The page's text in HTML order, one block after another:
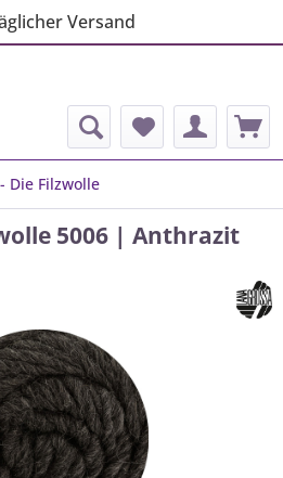
Versand
Die Filzwolle
5006 | Anthrazit